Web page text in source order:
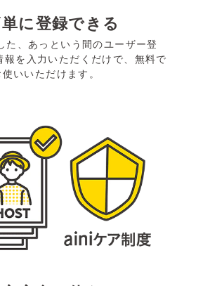
に登録できる
た、あっという間のユーザー登
報を入力いただくだけで、無料で
いいただけます。